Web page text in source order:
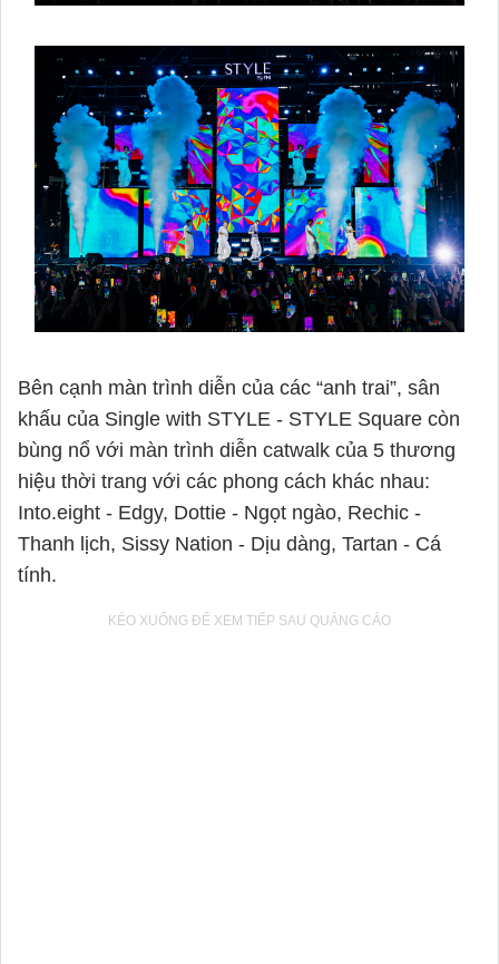
Bên cạnh màn trình diễn của các “anh trai”, sân
khấu của Single with STYLE - STYLE Square còn
bùng nổ với màn trình diễn catwalk của 5 thương
hiệu thời trang với các phong cách khác nhau:
Into.eight - Edgy, Dottie - Ngọt ngào, Rechic -
Thanh lịch, Sissy Nation - Dịu dàng, Tartan - Cá
tính.